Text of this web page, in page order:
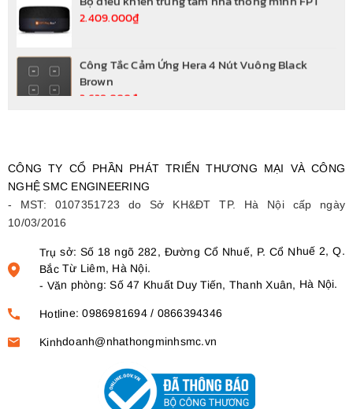
Công Tắc Cảm Ứng Hera 4 Nút Vuông Black
Công Tắc Cảm Ứng Hera 4 Nút Vuông Rose Gold
2.629.000₫
2.079.000₫
Công Tắc Cảm Ứng Athena 4 Nút Vuông Đen
CÔNG TY CỔ PHẦN PHÁT TRIỂN THƯƠNG MẠI VÀ CÔNG
NGHỆ SMC ENGINEERING
- MST: 0107351723 do Sở KH&ĐT TP. Hà Nội cấp ngày
10/03/2016
Trụ sở: Số 18 ngõ 282, Đường Cổ Nhuế, P. Cổ Nhuế 2, Q.
Bắc Từ Liêm, Hà Nội.
- Văn phòng: Số 47 Khuất Duy Tiến, Thanh Xuân, Hà Nội.
Hotline: 0986981694 / 0866394346
Kinhdoanh@nhathongminhsmc.vn